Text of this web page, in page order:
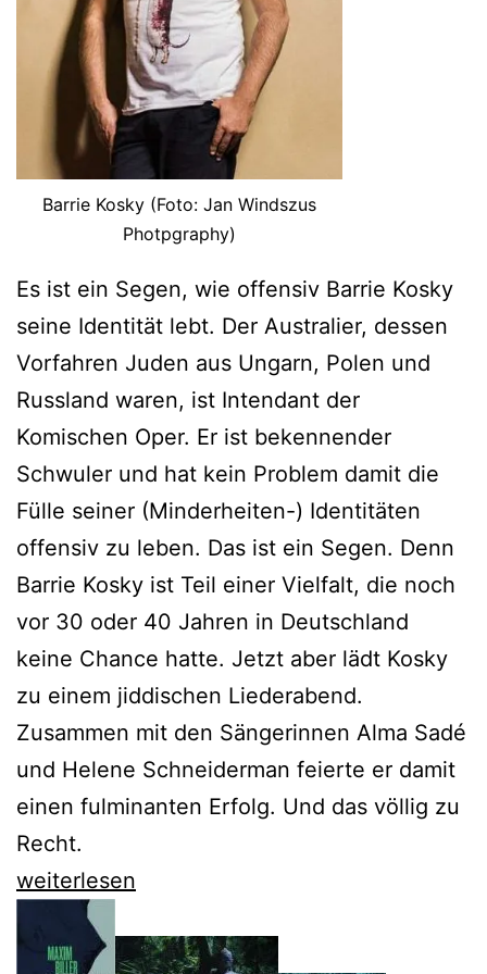
Barrie Kosky (Foto: Jan Windszus
Photpgraphy)
Es ist ein Segen, wie offensiv Barrie Kosky
seine Identität lebt. Der Australier, dessen
Vorfahren Juden aus Ungarn, Polen und
Russland waren, ist Intendant der
Komischen Oper. Er ist bekennender
Schwuler und hat kein Problem damit die
Fülle seiner (Minderheiten-) Identitäten
offensiv zu leben. Das ist ein Segen. Denn
Barrie Kosky ist Teil einer Vielfalt, die noch
vor 30 oder 40 Jahren in Deutschland
keine Chance hatte. Jetzt aber lädt Kosky
zu einem jiddischen Liederabend.
Zusammen mit den Sängerinnen Alma Sadé
und Helene Schneiderman feierte er damit
einen fulminanten Erfolg. Und das völlig zu
Recht.
Barrie
feiert
weiterlesen